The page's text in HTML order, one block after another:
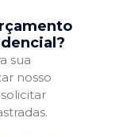
sua
nosso